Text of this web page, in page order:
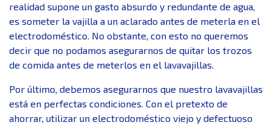
realidad supone un gasto absurdo y redundante de agua,
es someter la vajilla a un aclarado antes de meterla en el
electrodoméstico. No obstante, con esto no queremos
decir que no podamos asegurarnos de quitar los trozos
de comida antes de meterlos en el lavavajillas.
Por último, debemos asegurarnos que nuestro lavavajillas
está en perfectas condiciones. Con el pretexto de
ahorrar, utilizar un electrodoméstico viejo y defectuoso